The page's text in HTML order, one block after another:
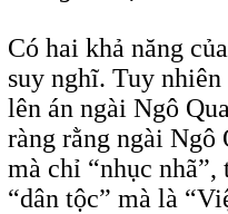
Có hai khả năng
suy nghĩ. Tuy
lên án ngài Ngô
ràng rằng ngài Ngô
mà chỉ “nhục
“dân tộc” mà là